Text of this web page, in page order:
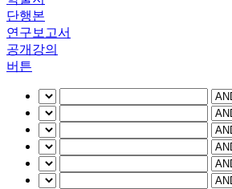
단행본
연구보고서
공개강의
버튼